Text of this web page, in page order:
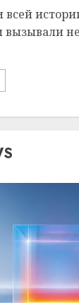
не